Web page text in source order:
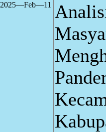
2025―Feb―11